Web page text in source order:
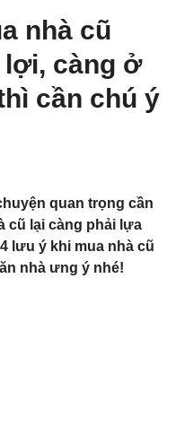
nhà cũ
lợi, càng ở
cần chú ý
quan trọng cần
cũ lại càng phải lựa
lưu ý khi mua nhà cũ
nhà ưng ý nhé!